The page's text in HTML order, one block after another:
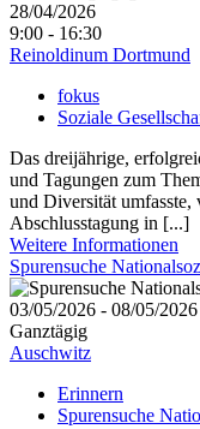
28/04/2026
9:00 - 16:30
Reinoldinum Dortmund
fokus
Soziale
Das dreijährige,
und Tagungen zum
und Diversität umfasste,
Abschlusstagung in [...]
Weitere Informationen
Spurensuche
03/05/2026 - 08/05/
Ganztägig
Auschwitz
Erinnern
Spurensuche